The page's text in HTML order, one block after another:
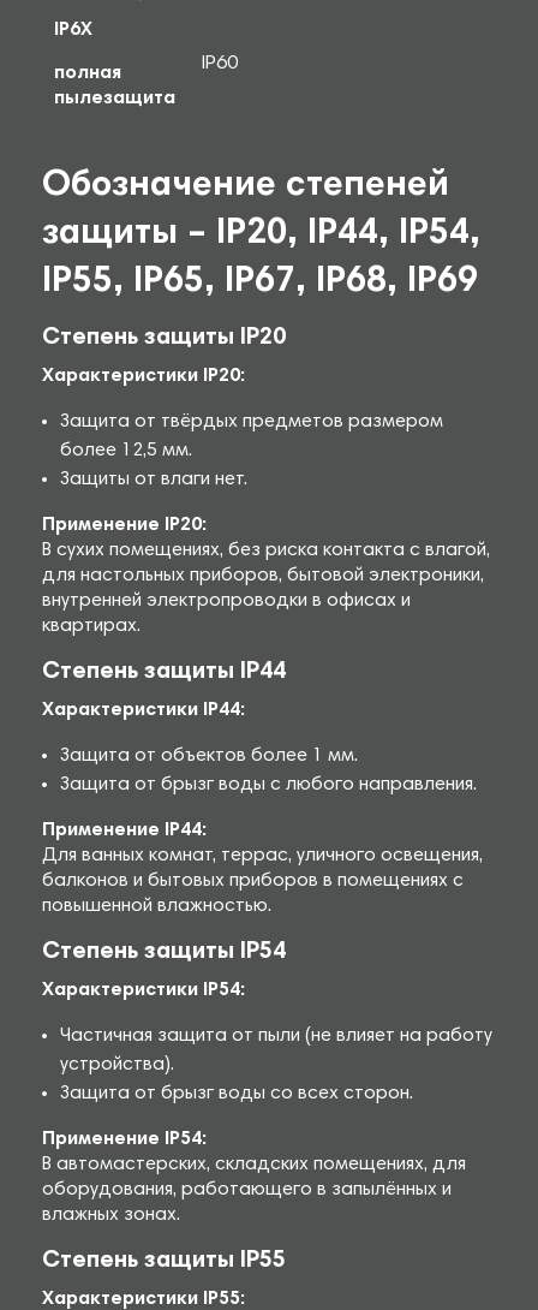
IP6X
полная
пылезащита
IP60
Обозначение степеней
защиты – IP20, IP44, IP54,
IP55, IP65, IP67, IP68, IP69
Степень защиты IP20
Характеристики IP20:
Защита от твёрдых предметов размером
более 12,5 мм.
Защиты от влаги нет.
Применение IP20:
В сухих помещениях, без риска контакта с влагой,
для настольных приборов, бытовой электроники,
внутренней электропроводки в офисах и
квартирах.
Степень защиты IP44
Характеристики IP44:
Защита от объектов более 1 мм.
Защита от брызг воды с любого направления.
Применение IP44:
Для ванных комнат, террас, уличного освещения,
балконов и бытовых приборов в помещениях с
повышенной влажностью.
Степень защиты IP54
Характеристики IP54:
Частичная защита от пыли (не влияет на работу
устройства).
Защита от брызг воды со всех сторон.
Применение IP54:
В автомастерских, складских помещениях, для
оборудования, работающего в запылённых и
влажных зонах.
Степень защиты IP55
Характеристики IP55: